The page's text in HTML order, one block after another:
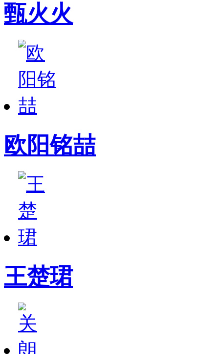
甄火火
欧阳铭喆
王楚珺